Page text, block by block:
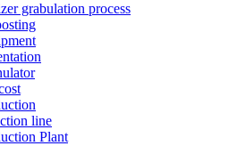
grabulation process
line
Plant